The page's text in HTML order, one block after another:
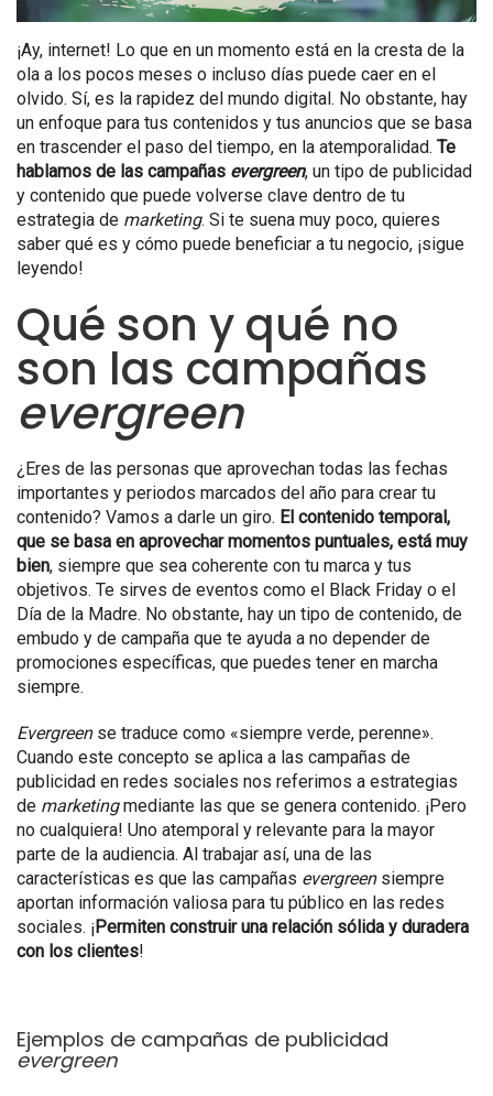
¡Ay, internet! Lo que en un momento está en la cresta de la
ola a los pocos meses o incluso días puede caer en el
olvido. Sí, es la rapidez del mundo digital. No obstante, hay
un enfoque para tus contenidos y tus anuncios que se basa
en trascender el paso del tiempo, en la atemporalidad. Te
hablamos de las campañas evergreen, un tipo de publicidad
y contenido que puede volverse clave dentro de tu
estrategia de marketing. Si te suena muy poco, quieres
saber qué es y cómo puede beneficiar a tu negocio, ¡sigue
leyendo!
Qué son y qué no
son las campañas
evergreen
¿Eres de las personas que aprovechan todas las fechas
importantes y periodos marcados del año para crear tu
contenido? Vamos a darle un giro. El contenido temporal,
que se basa en aprovechar momentos puntuales, está muy
bien, siempre que sea coherente con tu marca y tus
objetivos. Te sirves de eventos como el Black Friday o el
Día de la Madre. No obstante, hay un tipo de contenido, de
embudo y de campaña que te ayuda a no depender de
promociones específicas, que puedes tener en marcha
siempre.
Evergreense traduce como «siempre verde, perenne».
Cuando este concepto se aplica a las campañas de
publicidad en redes sociales nos referimos a estrategias
de marketingmediante las que se genera contenido. ¡Pero
no cualquiera! Uno atemporal y relevante para la mayor
parte de la audiencia. Al trabajar así, una de las
características es que las campañas evergreen siempre
aportan información valiosa para tu público en las redes
sociales. ¡Permiten construir una relación sólida y duradera
con los clientes!
Ejemplos de campañas de publicidad
evergreen